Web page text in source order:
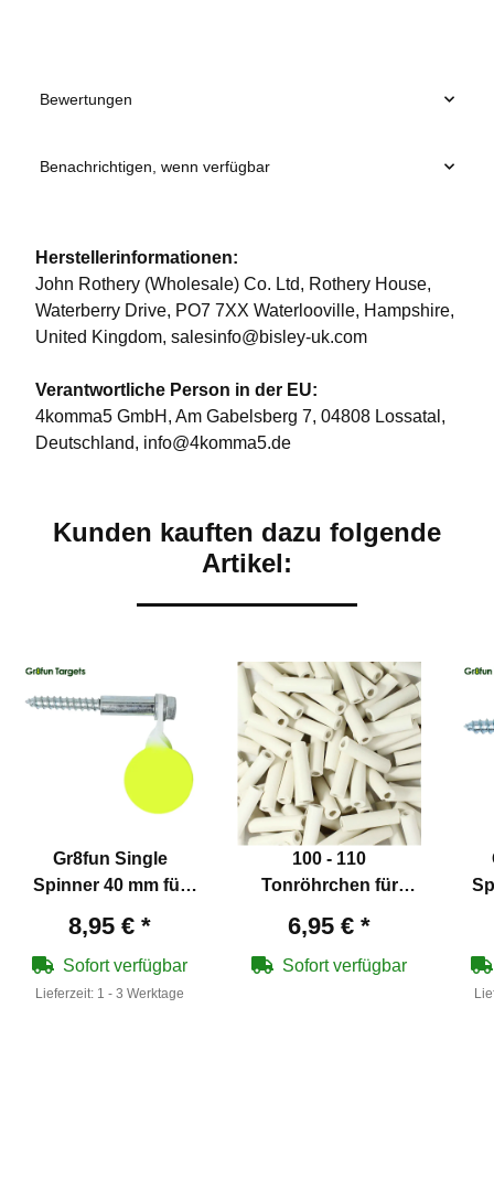
Bewertungen
Benachrichtigen, wenn verfügbar
Herstellerinformationen:
John Rothery (Wholesale) Co. Ltd, Rothery House,
Waterberry Drive, PO7 7XX Waterlooville, Hampshire,
United Kingdom, salesinfo@bisley-uk.com
Verantwortliche Person in der EU:
4komma5 GmbH, Am Gabelsberg 7, 04808 Lossatal,
Deutschland, info@4komma5.de
Kunden kauften dazu folgende
Artikel:
Gr8fun Single
Spinner 40 mm für
8,95 € *
Sofort verfügbar
Lieferzeit: 1 - 3 Werktage
100 - 110
Tonröhrchen für
Freizeitspaß
6,95 € *
Sofort verfügbar